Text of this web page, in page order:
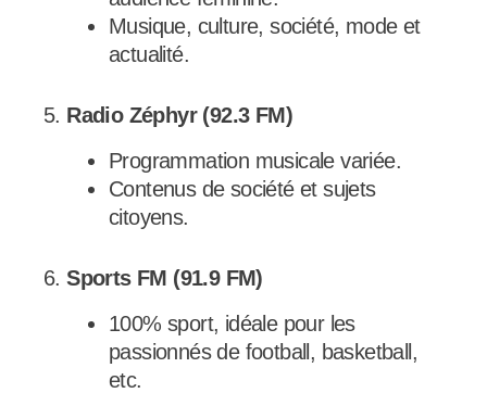
Musique, culture, société, mode et
actualité.
5. Radio Zéphyr (92.3 FM)
Programmation musicale variée.
Contenus de société et sujets
citoyens.
6.Sports FM (91.9 FM)
100% sport, idéale pour les
passionnés de football, basketball,
etc.